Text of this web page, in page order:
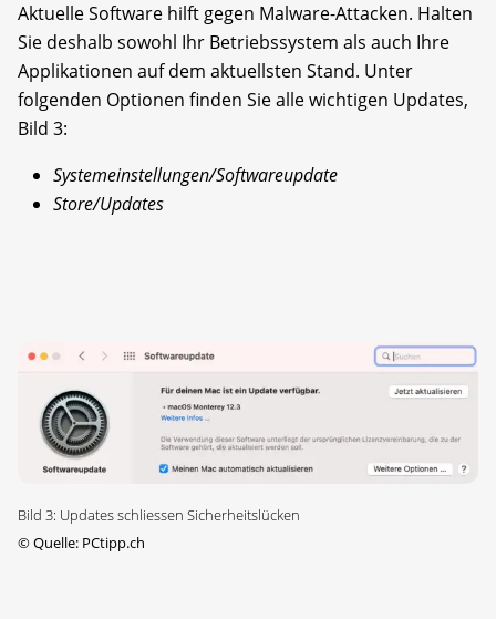
Aktuelle Software hilft gegen Malware-Attacken. Halten
Sie deshalb sowohl Ihr Betriebssystem als auch Ihre
Applikationen auf dem aktuellsten Stand. Unter
folgenden Optionen finden Sie alle wichtigen Updates,
Bild 3:
Systemeinstellungen/Softwareupdate
Store/Updates
Bild 3: Updates schliessen Sicherheitslücken
©Quelle: PCtipp.ch